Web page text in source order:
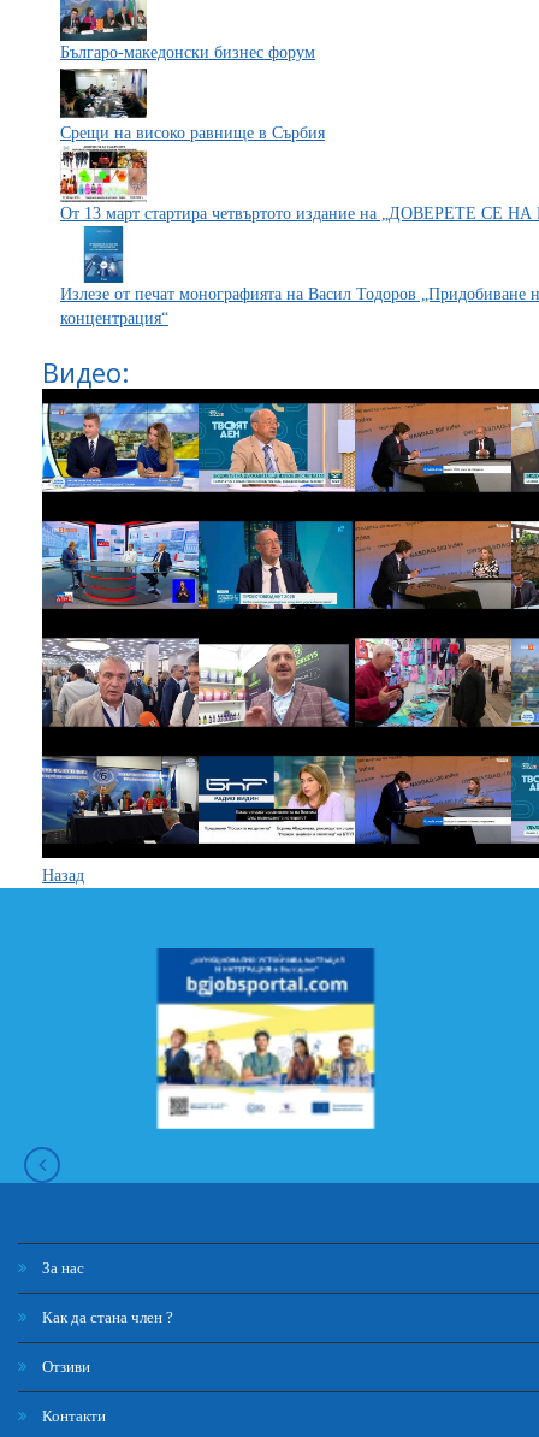
Българо-македонски бизнес форум
Срещи на високо равнище в Сърбия
От 13 март стартира четвъртото издание на „ДОВЕРЕТЕ СЕ
Излезе от печат монографията на Васил Тодоров „Придобиване
концентрация“
Видео:
Назад
За нас
Как да стана член ?
Отзиви
Контакти